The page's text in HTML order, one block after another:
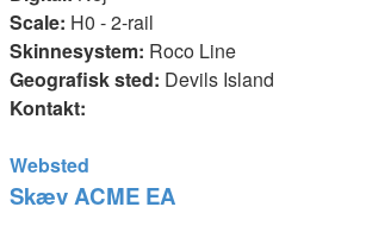
Scale: H0 - 2-rail
Skinnesystem: Roco Line
Geografisk sted: Devils Island
Kontakt:
Kontakt
Cargoman
Websted
Skæv ACME EA